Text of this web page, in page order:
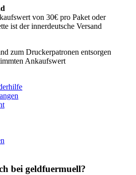
von 30€ pro Paket oder
ist der innerdeutsche Versand
bei geldfuermuell?